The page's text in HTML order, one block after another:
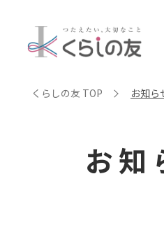
くらしの友 TOP お知ら
お知